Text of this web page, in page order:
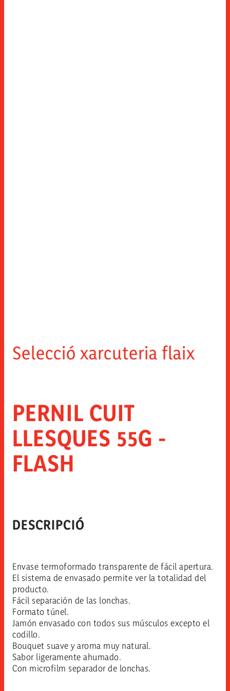
PERNIL CUIT
LLESQUES 55G -
FLASH
Selecció xarcuteria flaix
DESCRIPCIÓ
Envase termoformado transparente de fácil apertura.
El sistema de envasado permite ver la totalidad del
producto.
Fácil separación de las lonchas.
Formato túnel.
Jamón envasado con todos sus músculos excepto el
codillo.
Bouquet suave y aroma muy natural.
Sabor ligeramente ahumado.
Con microfilm separador de lonchas.